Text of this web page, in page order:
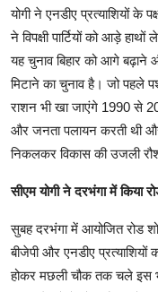
योगी ने एनडीए प्रत्याशियों के
ने विपक्षी पार्टियों को आड़े
यह चुनाव बिहार को आगे
मिटाने का चुनाव है। जो पहले
राशन भी खा जाएंगे 1990 से
और जनता पलायन करती थी
निकलकर विकास की उजली
सीएम योगी ने दरभंगा में किया
सुबह दरभंगा में आयोजित रोड
बीजेपी और एनडीए प्रत्याशियों
होकर मछली चौक तक चले इस